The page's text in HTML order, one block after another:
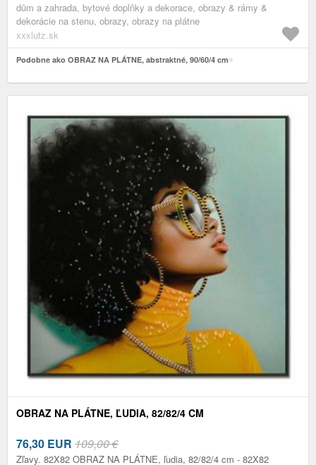
dům a zahrada, bytové doplňky a dekorace, obrazy & rámy &
dekorácie na stenu, obrazy, obrazy na plátne
xxxlutz.sk
Podobne ako OBRAZ NA PLÁTNE, abstraktné, 90/60/4 cm
OBRAZ NA PLÁTNE, ĽUDIA, 82/82/4 CM
76,30 EUR 109,00 €
Zľavy. 82X82 OBRAZ NA PLÁTNE, ľudia, 82/82/4 cm - 82X82